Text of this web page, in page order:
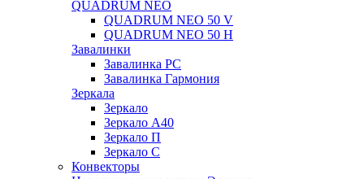
QUADRUM NEO
QUADRUM NEO 50 V
QUADRUM NEO 50 H
Завалинки
Завалинка РС
Завалинка Гармония
Зеркала
Зеркало
Зеркало А40
Зеркало П
Зеркало С
Конвекторы